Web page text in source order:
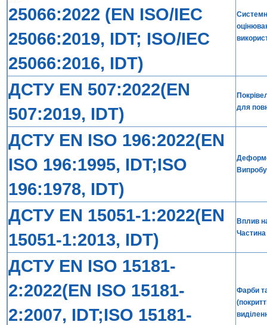
25066:2022 (EN ISO/IEC
25066:2019, IDT; ISO/IEC
25066:2016, IDT)
ДСТУ EN 507:2022(EN
507:2019, IDT)
для
ДСТУ EN ISO 196:2022(EN
ISO 196:1995, IDT;ISO
196:1978, IDT)
ДСТУ EN 15051-1:2022(EN
15051-1:2013, IDT)
Вплив
Частина
ДСТУ EN ISO 15181-
2:2022(EN ISO 15181-
2:2007, IDT;ISO 15181-
Фарби